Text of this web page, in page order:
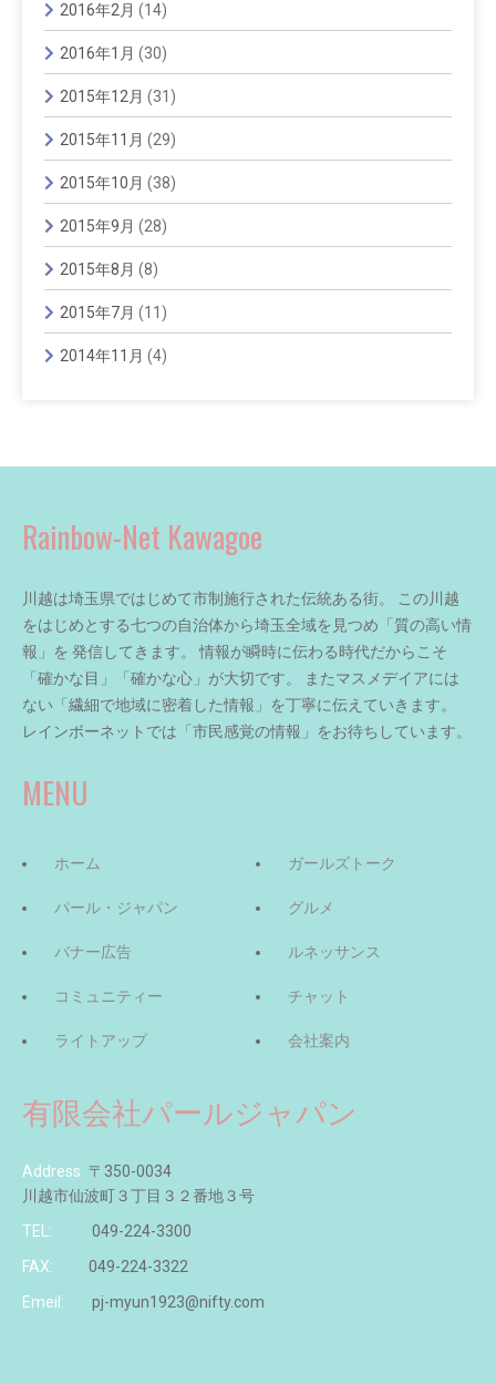
2016年2月 (14)
2016年1月 (30)
2015年12月 (31)
2015年11月 (29)
2015年10月 (38)
2015年9月 (28)
2015年8月 (8)
2015年7月 (11)
2014年11月 (4)
Rainbow-Net Kawagoe
川越は埼玉県ではじめて市制施行された伝統ある街。 この川越
をはじめとする七つの自治体から埼玉全域を見つめ「質の高い情
報」を 発信してきます。 情報が瞬時に伝わる時代だからこそ
「確かな目」「確かな心」が大切です。 またマスメデイアには
ない「繊細で地域に密着した情報」を丁寧に伝えていきます。
レインボーネットでは「市民感覚の情報」をお待ちしています。
MENU
ホーム
パール・ジャパン
バナー広告
コミュニティー
ライトアップ
ガールズトーク
グルメ
ルネッサンス
チャット
会社案内
有限会社パールジャパン
Address 〒350-0034
川越市仙波町３丁目３２番地３号
TEL:
049-224-3300
FAX:
049-224-3322
Emeil:
pj-myun1923@nifty.com